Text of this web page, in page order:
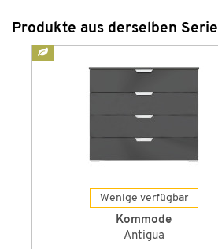
Produkte aus derselben Serie
Wenige verfügbar
Kommode
Antigua